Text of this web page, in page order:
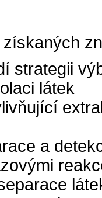
strategii
látek
a